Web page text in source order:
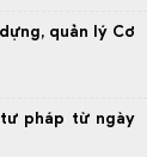
quản lý Cơ
pháp từ ngày